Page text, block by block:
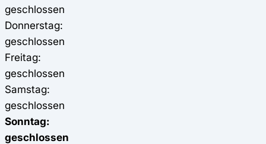
geschlossen
Donnerstag:
geschlossen
Freitag:
geschlossen
Samstag:
geschlossen
Sonntag:
geschlossen